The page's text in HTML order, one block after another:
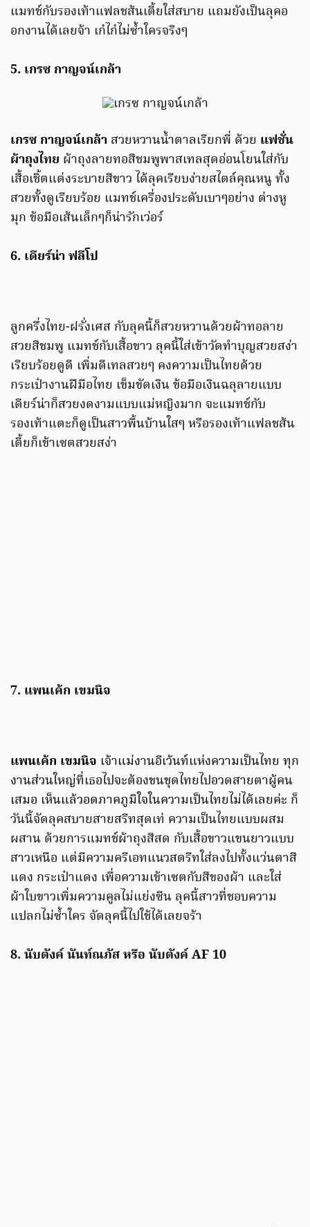
แมทช์กับรองเท้าแฟลชส้นเตี้ยใส่สบาย แถมยังเป็นลุคอ
อกงานได้เลยจ้า เก๋ไก๋ไม่ซ้ำใครจริงๆ
5. เกรซ กาญจน์เกล้า
เกรซ กาญจน์เกล้า สวยหวานน้ำตาลเรียกพี่ ด้วย แฟชั่น
ผ้าถุงไทย ผ้าถุงลายทอสีชมพูพาสเทลสุดอ่อนโยนใส่กับ
เสื้อเชิ้ตแต่งระบายสีขาว ได้ลุคเรียบง่ายสไตล์คุณหนู ทั้ง
สวยทั้งดูเรียบร้อย แมทช์เครื่องประดับเบาๆอย่าง ต่างหู
มุก ข้อมือเส้นเล็กๆก็น่ารักเว่อร์
6. เดียร์น่า ฟลีโป
ลูกครึ่งไทย-ฝรั่งเศส กับลุคนี้ก็สวยหวานด้วยผ้าทอลาย
สวยสีชมพู แมทช์กับเสื้อขาว ลุคนี้ใส่เข้าวัดทำบุญสวยสง่า
เรียบร้อยดูดี เพิ่มดีเทลสวยๆ คงความเป็นไทยด้วย
กระเป๋างานฝีมือไทย เข็มขัดเงิน ข้อมือเงินฉลุลายแบบ
เดียร์น่าก็สวยงดงามแบบแม่หญิงมาก จะแมทช์กับ
รองเท้าแตะก็ดูเป็นสาวพื้นบ้านใสๆ หรือรองเท้าแฟลชส้น
เตี้ยก็เข้าเซตสวยสง่า
7. แพนเค้ก เขมนิจ
แพนเค้ก เขมนิจ เจ้าแม่งานอีเว้นท์แห่งความเป็นไทย ทุก
งานส่วนใหญ่ที่เธอไปจะต้องขนชุดไทยไปอวดสายตาผู้คน
เสมอ เห็นแล้วอดภาคภูมิใจในความเป็นไทยไม่ได้เลยค่ะ ก็
วันนี้จัดลุคสบายสายสรีทสุดเท่ ความเป็นไทยแบบผสม
ผสาน ด้วยการแมทช์ผ้าถุงสีสด กับเสื้อขาวแขนยาวแบบ
สาวเหนือ แต่มีความครีเอทแนวสตรีทใส่ลงไปทั้งแว่นตาสี
แดง กระเป๋าแดง เพื่อความเข้าเซตกับสีของผ้า และใส่
ผ้าใบขาวเพิ่มความคูลไม่แย่งซีน ลุคนี้สาวที่ชอบความ
แปลกไม่ซ้ำใคร จัดลุคนี้ไปใช้ได้เลยจร้า
8. นับตังค์ นันท์ณภัส หรือ นับตังค์ AF 10